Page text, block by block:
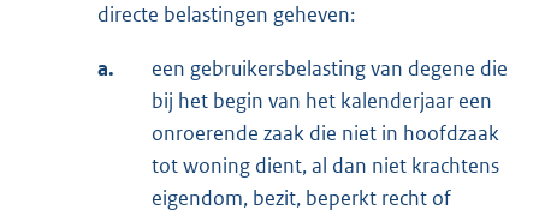
directe belastingen geheven:
a.
een gebruikersbelasting van degene die
bij het begin van het kalenderjaar een
onroerende zaak die niet in hoofdzaak
tot woning dient, al dan niet krachtens
eigendom, bezit, beperkt recht of